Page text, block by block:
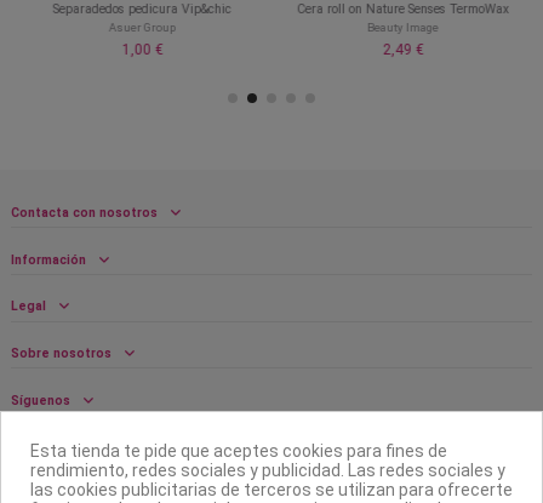
Separadedos pedicura Vip&chic
Asuer Group
1,00 €
Cera roll on Nature Senses TermoWax
Beauty Image
2,49 €
Contacta con nosotros
Información
Legal
Sobre nosotros
Síguenos
Boletín
Esta tienda te pide que aceptes cookies para fines de
rendimiento, redes sociales y publicidad. Las redes sociales y
las cookies publicitarias de terceros se utilizan para ofrecerte